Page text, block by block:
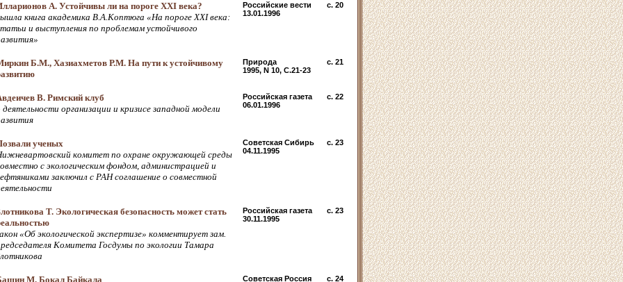
А. Устойчивы ли на пороге XXI века?
книга академика В.А.Коптюга «На пороге XXI века:
и выступления по проблемам устойчивого
Российские вести
13.01.1996
c. 20
Б.М., Хазиахметов Р.М. На пути к устойчивому
Природа
1995, N 10, С.21-23
c. 21
В. Римский клуб
деятельности организации и кризисе западной модели
Российская газета
06.01.1996
c. 22
ученых
комитет по охране окружающей среды
с экологическим фондом, администрацией и
заключил с РАН соглашение о совместной
Советская Сибирь
04.11.1995
c. 23
Т. Экологическая безопасность может стать
«Об экологической экспертизе» комментирует зам.
Комитета Госдумы по экологии Тамара
Российская газета
30.11.1995
c. 23
М. Бокал Байкала Советская Россия c. 24